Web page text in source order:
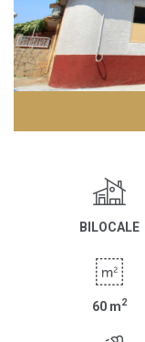
BILOCALE
60 m2